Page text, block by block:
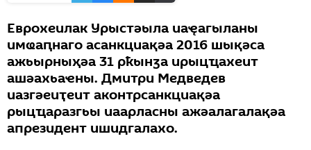
Еврохеилак Урыстәыла иаҿагыланы
имҩаԥнаго асанкциақәа 2016 шықәса
ажьырныҳәа 31 рҟынӡа ирыцҵахеит
ашәахьаҽны. Дмитри Медведев
иазгәеиҭеит аконтрсанкциақәа
рыцҵаразгьы иаарласны ажәалагалақәа
апрезидент ишидгалахо.